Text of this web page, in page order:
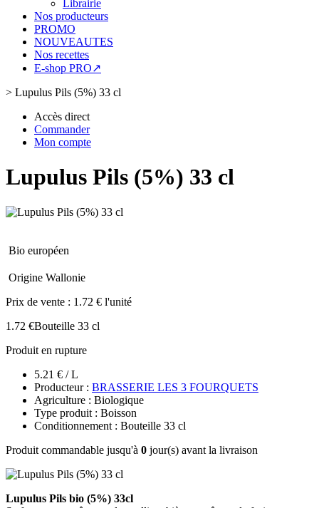
Librairie
Nos producteurs
PROMO
NOUVEAUTES
Nos recettes
E-shop PRO↗
> Lupulus Pils (5%) 33 cl
Accès direct
Commander
Mon compte
Lupulus Pils (5%) 33 cl
Bio européen
Origine Wallonie
Prix de vente : 1.72 € l'unité
1.72 €Bouteille 33 cl
Produit en rupture
5.21 € / L
Producteur : BRASSERIE LES 3 FOURQUETS
Agriculture : Biologique
Type produit : Boisson
Conditionnement : Bouteille 33 cl
Produit commandable jusqu'à 0 jour(s) avant la livraison
Lupulus Pils bio (5%) 33cl